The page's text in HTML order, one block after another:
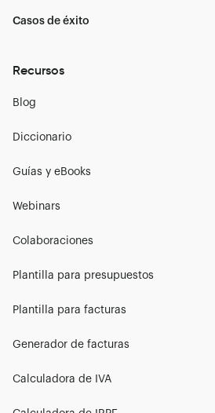
Casos de éxito
Recursos
Blog
Diccionario
Guías y eBooks
Webinars
Colaboraciones
Plantilla para presupuestos
Plantilla para facturas
Generador de facturas
Calculadora de IVA